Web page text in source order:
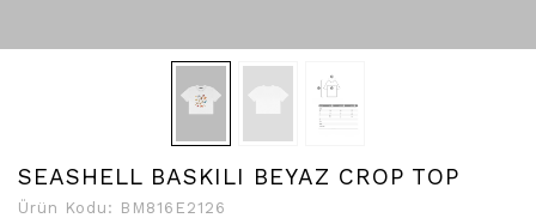
SEASHELL BASKILI BEYAZ CROP TOP
Ürün Kodu: BM816E2126